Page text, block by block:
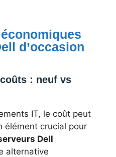
d’occasion
: neuf vs
IT, le coût peut
élément crucial pour
Dell
alternative